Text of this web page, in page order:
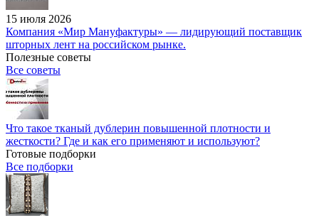
15 июля 2026
Компания «Мир Мануфактуры» — лидирующий поставщик
шторных лент на российском рынке.
Полезные советы
Все советы
Что такое тканый дублерин повышенной плотности и
жесткости? Где и как его применяют и используют?
Готовые подборки
Все подборки